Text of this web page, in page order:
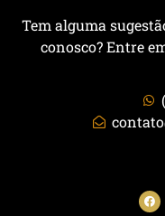
Tem alguma
conosco? Entre